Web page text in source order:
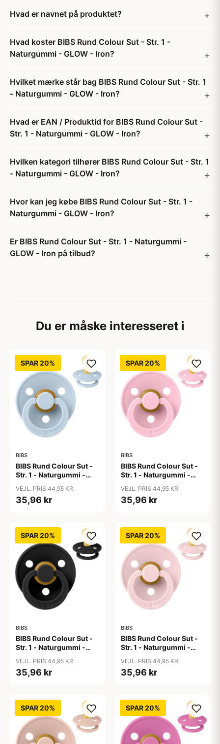
Hvad er navnet på produktet?
Hvad koster BIBS Rund Colour Sut - Str. 1 -
Naturgummi - GLOW - Iron?
Hvilket mærke står bag BIBS Rund Colour Sut - Str. 1
- Naturgummi - GLOW - Iron?
Hvad er EAN / Produktid for BIBS Rund Colour Sut -
Str. 1 - Naturgummi - GLOW - Iron?
Hvilken kategori tilhører BIBS Rund Colour Sut - Str. 1
- Naturgummi - GLOW - Iron?
Hvor kan jeg købe BIBS Rund Colour Sut - Str. 1 -
Naturgummi - GLOW - Iron?
Er BIBS Rund Colour Sut - Str. 1 - Naturgummi -
GLOW - Iron på tilbud?
Du er måske interesseret i
SPAR 20%
BIBS
BIBS Rund Colour Sut -
Str. 1 - Naturgummi -
VEJL. PRIS 44,95 KR
35,96 kr
SPAR 20%
BIBS
BIBS Rund Colour Sut -
Str. 1 - Naturgummi -
VEJL. PRIS 44,95 KR
35,96 kr
SPAR 20%
BIBS
BIBS Rund Colour Sut -
Str. 1 - Naturgummi -
VEJL. PRIS 44,95 KR
35,96 kr
SPAR 20%
BIBS
BIBS Rund Colour Sut -
Str. 1 - Naturgummi -
VEJL. PRIS 44,95 KR
35,96 kr
SPAR 20% SPAR 20%